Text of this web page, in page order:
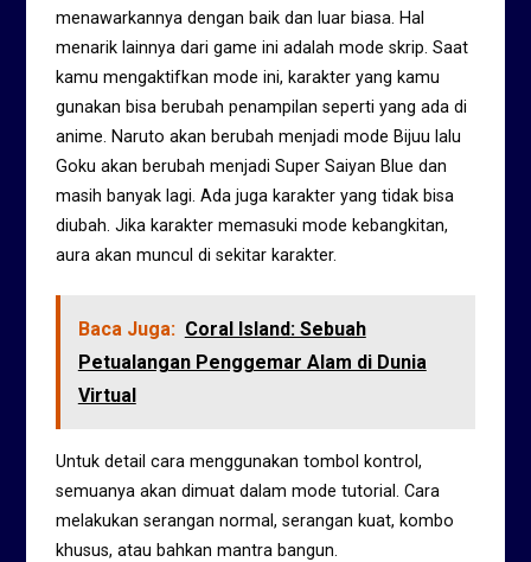
menawarkannya dengan baik dan luar biasa. Hal
menarik lainnya dari game ini adalah mode skrip. Saat
kamu mengaktifkan mode ini, karakter yang kamu
gunakan bisa berubah penampilan seperti yang ada di
anime. Naruto akan berubah menjadi mode Bijuu lalu
Goku akan berubah menjadi Super Saiyan Blue dan
masih banyak lagi. Ada juga karakter yang tidak bisa
diubah. Jika karakter memasuki mode kebangkitan,
aura akan muncul di sekitar karakter.
Baca Juga: Coral Island: Sebuah
Petualangan Penggemar Alam di Dunia
Virtual
Untuk detail cara menggunakan tombol kontrol,
semuanya akan dimuat dalam mode tutorial. Cara
melakukan serangan normal, serangan kuat, kombo
khusus, atau bahkan mantra bangun.